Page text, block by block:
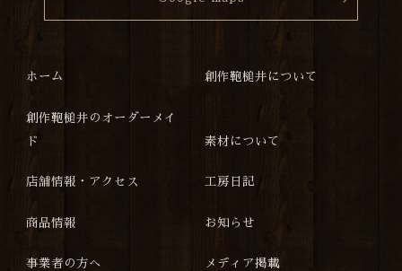
ホーム 創作鞄槌井について
創作鞄槌井のオーダーメイ
ド
素材について
店舗情報・アクセス 工房日記
商品情報 お知らせ
事業者の方へ メディア掲載